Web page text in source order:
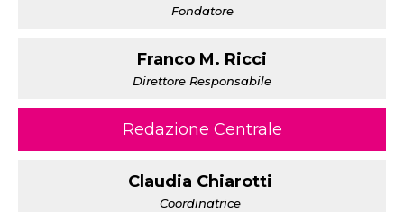
Fondatore
Franco M. Ricci
Direttore Responsabile
Redazione Centrale
Claudia Chiarotti
Coordinatrice